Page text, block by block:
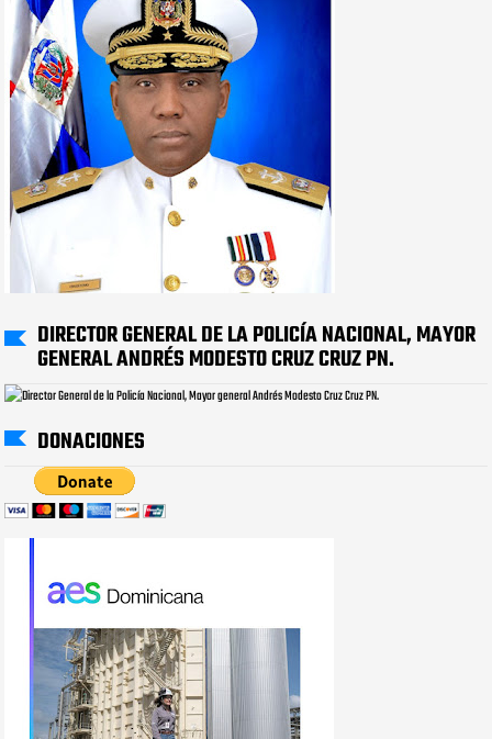
DIRECTOR GENERAL DE LA POLICÍA NACIONAL, MAYOR
GENERAL ANDRÉS MODESTO CRUZ CRUZ PN.
DONACIONES